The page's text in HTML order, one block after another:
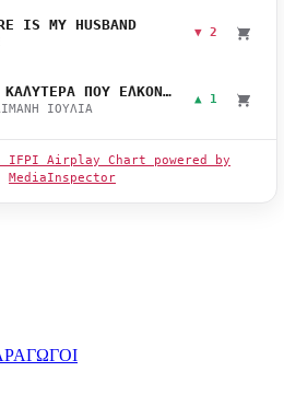
IS MY HUSBAND ▼ 2
ΣΤΑ ΚΑΛΥΤΕΡΑ ΠΟΥ ΕΛΚΟΝΤΑΙ
ΙΟΥΛΙΑ
▲ 1
Airplay Chart powered by
MediaInspector